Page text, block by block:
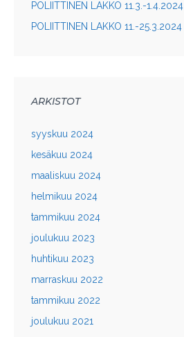
POLIITTINEN LAKKO 11.3.-1.4.2024
POLIITTINEN LAKKO 11.-25.3.2024
ARKISTOT
syyskuu 2024
kesäkuu 2024
maaliskuu 2024
helmikuu 2024
tammikuu 2024
joulukuu 2023
huhtikuu 2023
marraskuu 2022
tammikuu 2022
joulukuu 2021